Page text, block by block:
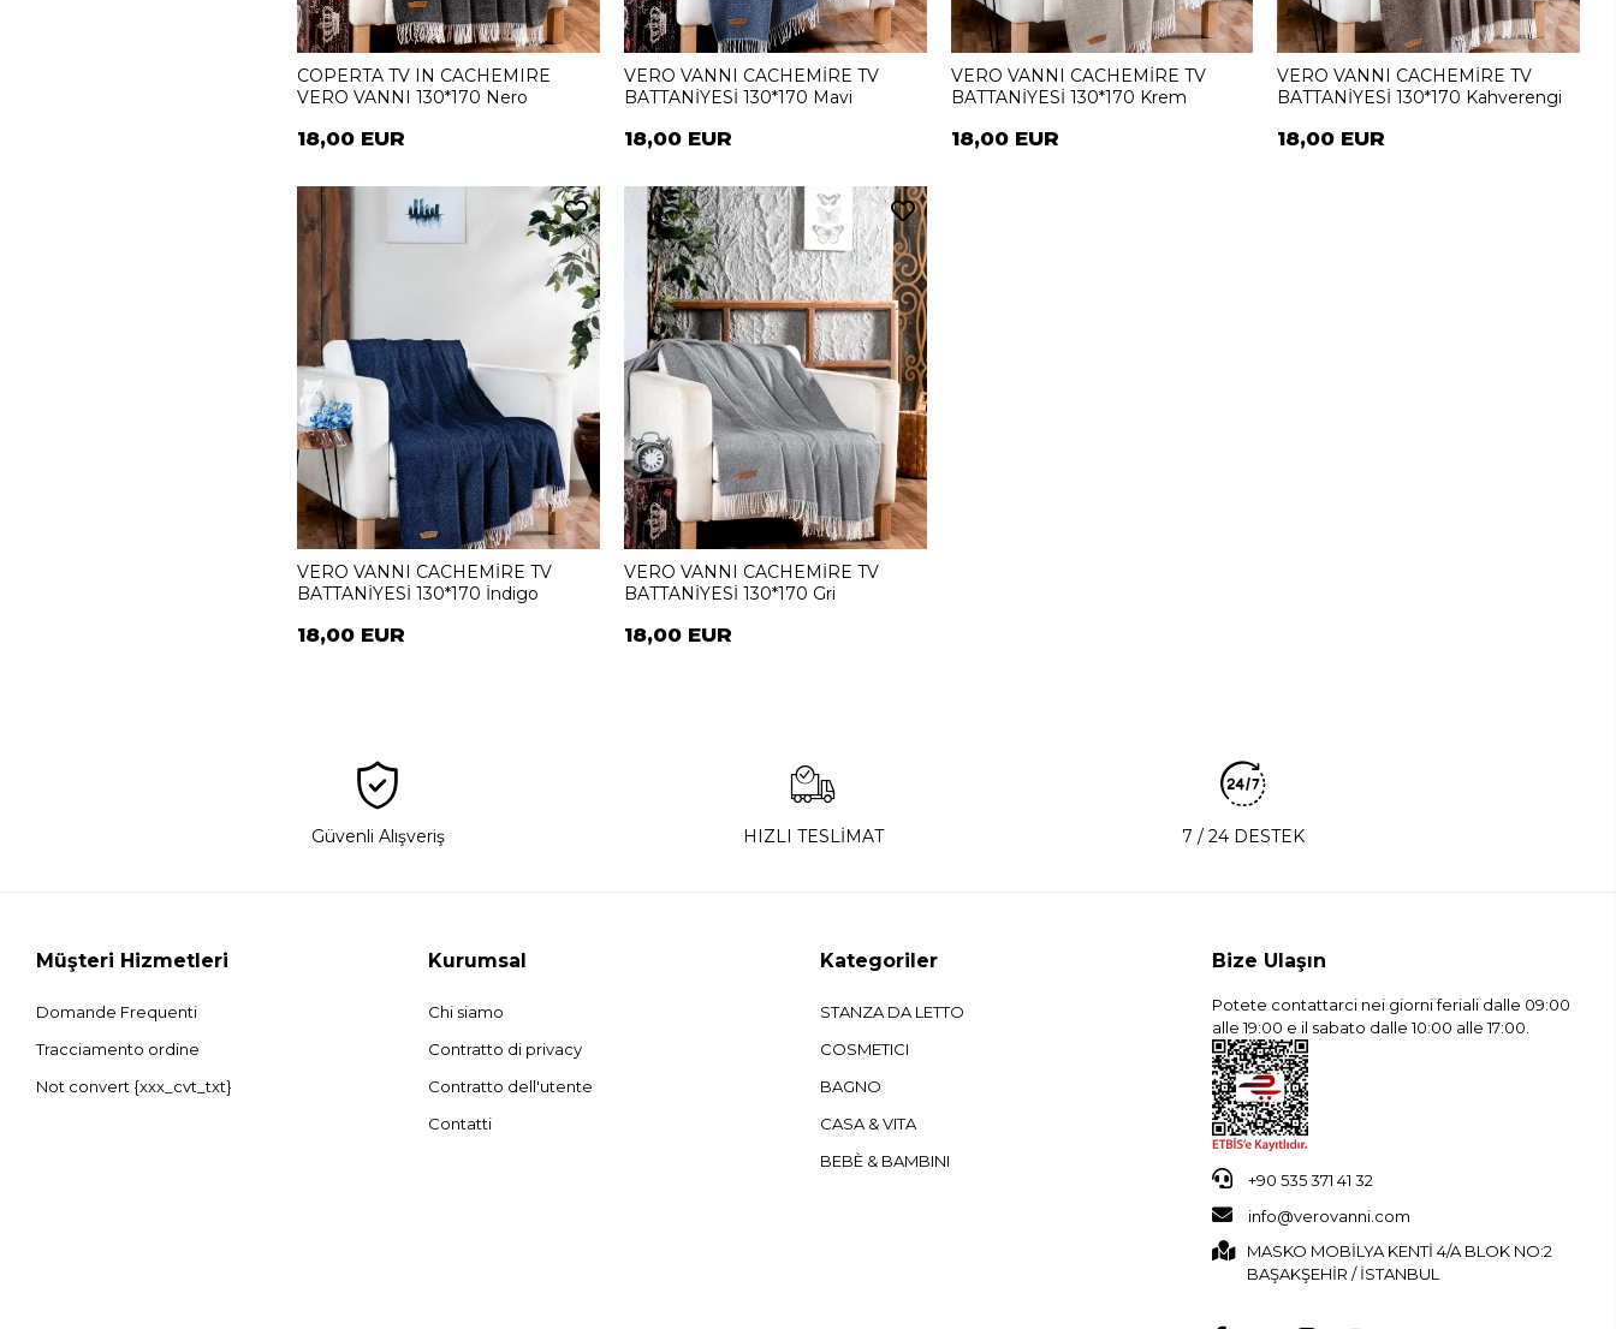
COPERTA TV IN CACHEMIRE
VERO VANNI 130*170 Nero
18,00 EUR
VERO VANNI CACHEMİRE TV
BATTANİYESİ 130*170 Mavi
18,00 EUR
VERO VANNI CACHEMİRE TV
BATTANİYESİ 130*170 Krem
18,00 EUR
VERO VANNI CACHEMİRE TV
BATTANİYESİ 130*170 Kahverengi
18,00 EUR
VERO VANNI CACHEMİRE TV
BATTANİYESİ 130*170 İndigo
18,00 EUR
VERO VANNI CACHEMİRE TV
BATTANİYESİ 130*170 Gri
18,00 EUR
Güvenli Alışveriş HIZLI TESLİMAT 7 / 24 DESTEK
Müşteri Hizmetleri
Domande Frequenti
Tracciamento ordine
Not convert {xxx_cvt_txt}
Kurumsal
Chi siamo
Contratto di privacy
Contratto dell'utente
Contatti
Kategoriler
STANZA DA LETTO
COSMETICI
BAGNO
CASA & VITA
BEBÈ & BAMBINI
Bize Ulaşın
Potete contattarci nei giorni feriali dalle 09:00
alle 19:00 e il sabato dalle 10:00 alle 17:00.
+90 535 371 41 32
info@verovanni.com
MASKO MOBİLYA KENTİ 4/A BLOK NO:2
BAŞAKŞEHİR / İSTANBUL